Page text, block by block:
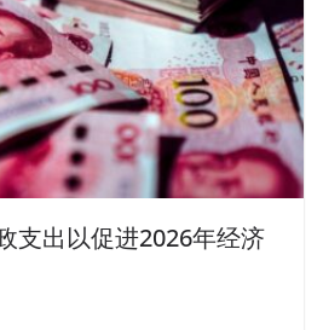
支出以促进2026年经济